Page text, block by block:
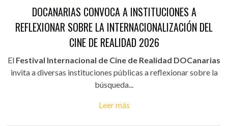
DOCANARIAS CONVOCA A INSTITUCIONES A
REFLEXIONAR SOBRE LA INTERNACIONALIZACIÓN DEL
CINE DE REALIDAD 2026
El Festival Internacional de Cine de Realidad DOCanarias
invita a diversas instituciones públicas a reflexionar sobre la
búsqueda...
Leer más